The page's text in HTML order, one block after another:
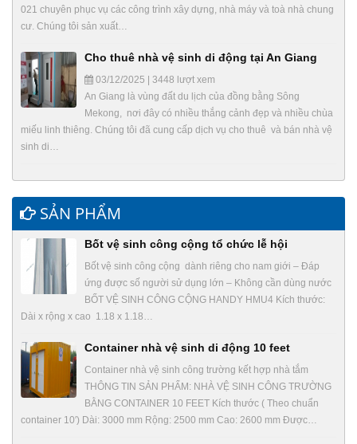
021 chuyên phục vụ các công trình xây dựng, nhà máy và toà nhà chung
cư. Chúng tôi sản xuất…
Cho thuê nhà vệ sinh di động tại An Giang
03/12/2025 | 3448 lượt xem
An Giang là vùng đất du lịch của đồng bằng Sông
Mekong, nơi đây có nhiều thắng cảnh đẹp và nhiều chùa
miếu linh thiêng. Chúng tôi đã cung cấp dịch vụ cho thuê và bán nhà vệ
sinh di…
SẢN PHẨM
Bốt vệ sinh công cộng tổ chức lễ hội
Bốt vệ sinh công cộng dành riêng cho nam giới – Đáp
ứng được số người sử dụng lớn – Không cần dùng nước
BỐT VỆ SINH CÔNG CỘNG HANDY HMU4 Kích thước:
Dài x rộng x cao 1.18 x 1.18…
Container nhà vệ sinh di động 10 feet
Container nhà vệ sinh công trường kết hợp nhà tắm
THÔNG TIN SẢN PHẨM: NHÀ VỆ SINH CÔNG TRƯỜNG
BẰNG CONTAINER 10 FEET Kích thước ( Theo chuẩn
container 10′) Dài: 3000 mm Rộng: 2500 mm Cao: 2600 mm Được…